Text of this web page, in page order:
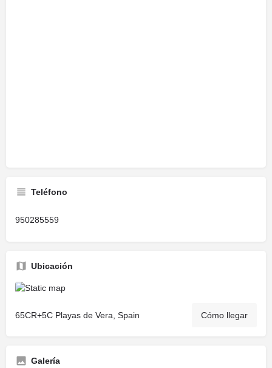
Teléfono
950285559
Ubicación
65CR+5C Playas de Vera, Spain Cómo llegar
Galería